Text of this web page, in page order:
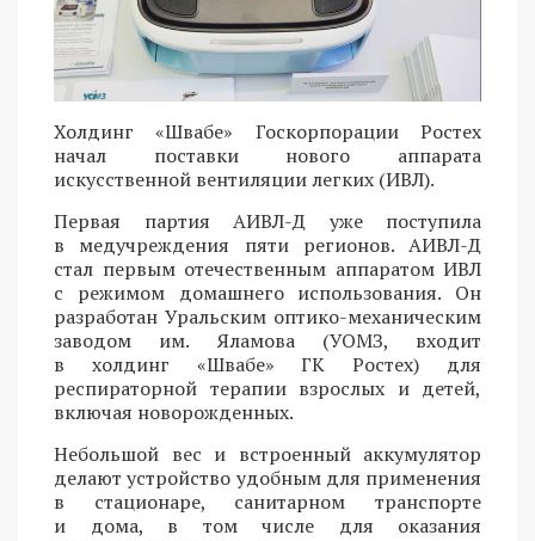
Холдинг «Швабе» Госкорпорации Ростех
начал поставки нового аппарата
искусственной вентиляции легких (ИВЛ).
Первая партия АИВЛ-Д уже поступила
в медучреждения пяти регионов. АИВЛ-Д
стал первым отечественным аппаратом ИВЛ
с режимом домашнего использования. Он
разработан Уральским оптико-механическим
заводом им. Яламова (УОМЗ, входит
в холдинг «Швабе» ГК Ростех) для
респираторной терапии взрослых и детей,
включая новорожденных.
Небольшой вес и встроенный аккумулятор
делают устройство удобным для применения
в стационаре, санитарном транспорте
и дома, в том числе для оказания